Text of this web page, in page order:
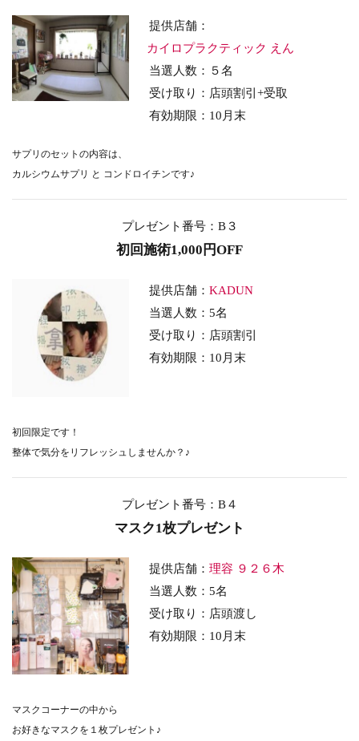
提供店舗：
カイロプラクティック えん
当選人数：５名
受け取り：店頭割引+受取
有効期限：10月末
サプリのセットの内容は、
カルシウムサプリ と コンドロイチンです♪
プレゼント番号：B３
初回施術1,000円OFF
提供店舗：KADUN
当選人数：5名
受け取り：店頭割引
有効期限：10月末
初回限定です！
整体で気分をリフレッシュしませんか？♪
プレゼント番号：B４
マスク1枚プレゼント
提供店舗：理容 ９２６木
当選人数：5名
受け取り：店頭渡し
有効期限：10月末
マスクコーナーの中から
お好きなマスクを１枚プレゼント♪